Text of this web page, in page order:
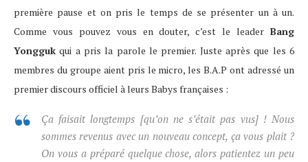
première pause et on pris le temps de se présenter un à un.
Comme vous pouvez vous en douter, c’est le leader Bang
Yongguk qui a pris la parole le premier. Juste après que les 6
membres du groupe aient pris le micro, les B.A.P ont adressé un
premier discours officiel à leurs Babys françaises :
Ça faisait longtemps [qu’on ne s’était pas vus]! Nous
sommes revenus avec un nouveau concept, ça vous plait ?
On vous a préparé quelque chose, alors patientez un peu